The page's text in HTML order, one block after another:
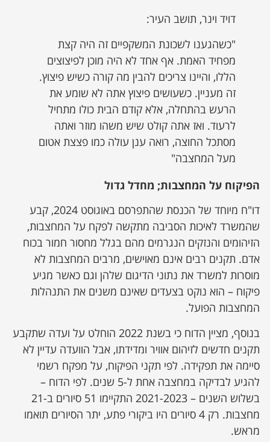
דויד וינר, תושב העיר:
"כשהגענו לשכונת המשקפיים זה היה קצת
מפחיד האמת. אף אחד לא היה מוכן לפיצוצים
הללו, והיינו צריכים להבין מה קורה כשיש פיצוץ.
זה מעניין. כשעושים פיצוץ אתה לא שומע את
הרעש בהתחלה, אלא קודם הבית כולו מתחיל
לרעוד. ואז אתה קולט שיש משהו מוזר ואתה
מסתכל החוצה, רואה ענן עולה כמו פצצת אטום
מעל המחצבה"
הפיקוח על המחצבות; מחדל גדול
דו"ח מיוחד של הכנסת שהתפרסם באוגוסט 2024, קבע
שהמשרד לאיכות הסביבה מתקשה לפקח על המחצבות,
הזיהומים והנזקים הנגרמים מהם בגלל מחסור חמור בכוח
אדם. תקנים רבים אינם מאוישים, מרבים המחצבות לא
מוסרות למשרד את נתוני הדיגום שלהן וגם כאשר מגיע
פיקוח – הוא נוקט בצעדים שאינם משנים את התנהלות
המחצבות הפועל.
בנוסף, מציין הדוח כי בשנת 2022 הוחלט על ועדה שתקבע
תקנים חדשים לזיהום אוויר ומדידתו, אבל הוועדה עדיין לא
סיימה את תפקידה. לפי תקני הפיקוח, על מפקח רשמי
להגיע לבדיקה במחצבה אחת ל-5 שנים. לפי הדוח –
בשלוש השנים – 2021-2023 התקיימו 51 סיורים ב-21
מחצבות. רק 4 סיורים היו ביקורי פתע, יתר הסיורים תואמו
מראש.